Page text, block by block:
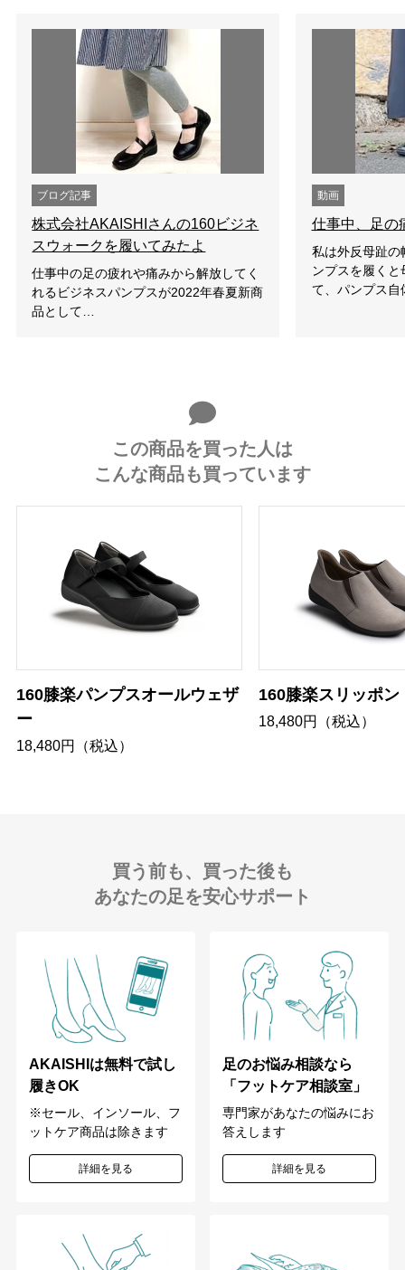
ブログ記事
株式会社AKAISHIさんの160ビジネ
スウォークを履いてみたよ
仕事中の足の疲れや痛みから解放してく
れるビジネスパンプスが2022年春夏新商
品として…
動画
仕事中、足の
私は外反母趾の
ンプスを履く
て、パンプス
この商品を買った人は
こんな商品も買っています
160膝楽パンプスオールウェザ
ー
18,480円（税込）
160膝楽スリッポン
18,480円（税込）
買う前も、買った後も
あなたの足を安心サポート
AKAISHIは無料で試し
履きOK
※セール、インソール、フ
ットケア商品は除きます
詳細を見る
足のお悩み相談なら
「フットケア相談室」
専門家があなたの悩みにお
答えします
詳細を見る